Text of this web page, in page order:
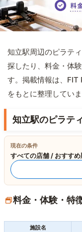
知立駅周辺のピラテ
探したり、料金・体
す。掲載情報は、FIT
をもとに整理していま
知立駅のピラテ
現在の条件
すべての店舗 / おすすめ
料金・体験・特
施設名